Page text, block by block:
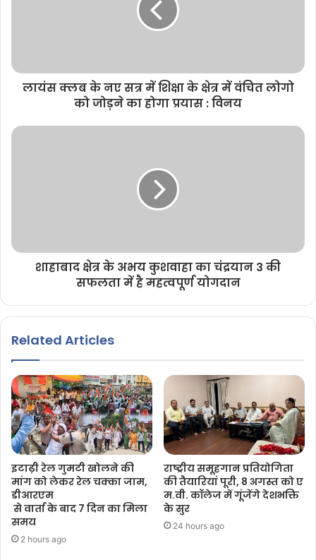
लायंस क्लब के नए सत्र में शिक्षा के क्षेत्र में वंचित लोगो
को जोड़ने का होगा प्रयास : विनय
शाहाबाद क्षेत्र के अभय कुशवाहा का चंद्रयान 3 की
सफलता में है महत्वपूर्ण योगदान
Related Articles
इटाढ़ी रेल गुमटी खोलने की
मांग को लेकर रेल चक्का जाम,
डीआरएम
से वार्ता के बाद 7 दिन का मिला
समय
2 hours ago
राष्ट्रीय समूहगान प्रतियोगिता
की तैयारियां पूरी, 8 अगस्त को ए
म.वी. कॉलेज में गूंजेंगे देशभक्ति
के सुर
24 hours ago